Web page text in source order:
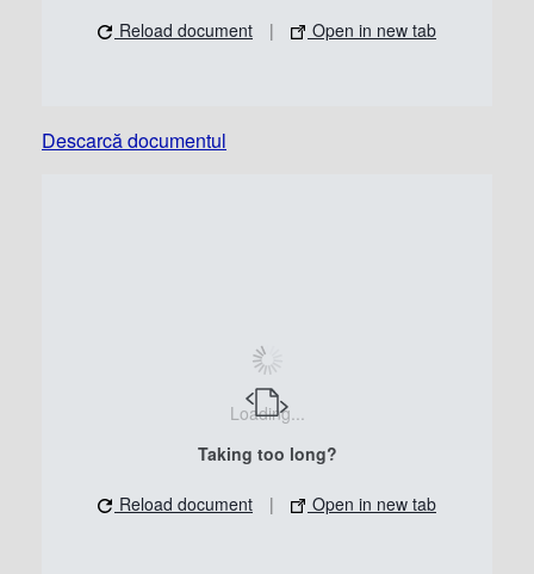
Reload document | Open in new tab
Descarcă documentul
Loading...
Taking too long?
Reload document | Open in new tab